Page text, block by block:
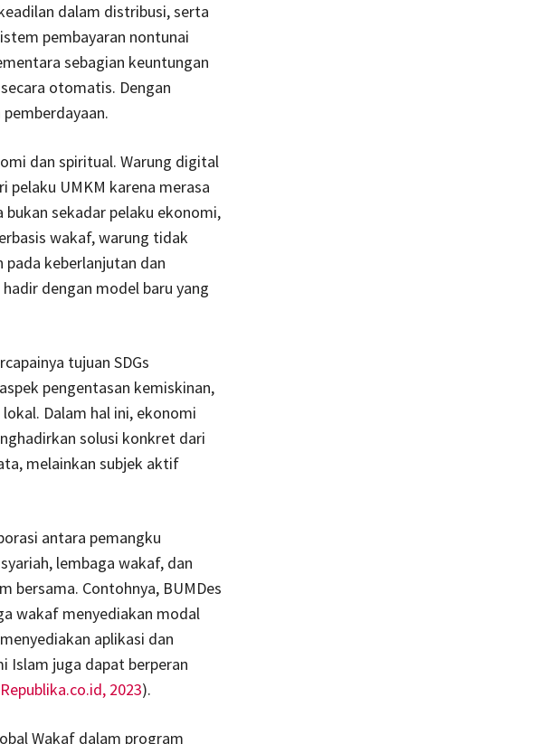
dalam distribusi, serta
pembayaran nontunai
sebagian keuntungan
otomatis. Dengan
dan spiritual. Warung digital
pelaku UMKM karena merasa
sekadar pelaku ekonomi,
wakaf, warung tidak
keberlanjutan dan
dengan model baru yang
tujuan SDGs
pengentasan kemiskinan,
Dalam hal ini, ekonomi
solusi konkret dari
melainkan subjek aktif
antara pemangku
lembaga wakaf, dan
bersama. Contohnya, BUMDes
wakaf menyediakan modal
aplikasi dan
Islam juga dapat berperan
Republika.co.id, 2023).
Wakaf dalam program